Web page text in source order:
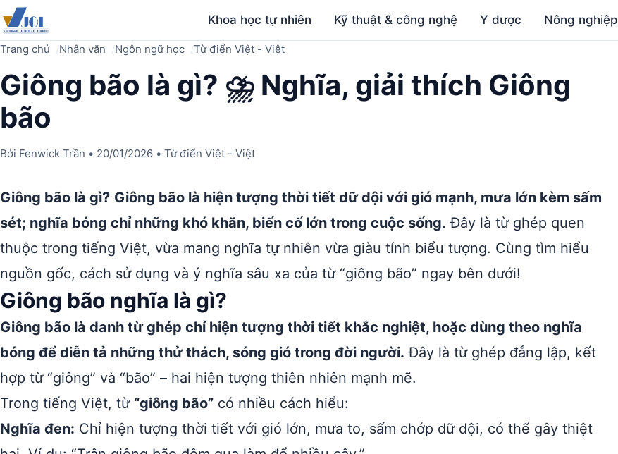
Khoa học tự nhiên Kỹ thuật & công nghệ Y dược Nông nghiệp
Trang chủ Nhân văn Ngôn ngữ học Từ điển Việt - Việt
Giông bão là gì? ⛈️ Nghĩa, giải thích Giông
bão
Bởi Fenwick Trần • 20/01/2026 • Từ điển Việt - Việt
Giông bão là gì? Giông bão là hiện tượng thời tiết dữ dội với gió mạnh, mưa lớn kèm sấm
sét; nghĩa bóng chỉ những khó khăn, biến cố lớn trong cuộc sống. Đây là từ ghép quen
thuộc trong tiếng Việt, vừa mang nghĩa tự nhiên vừa giàu tính biểu tượng. Cùng tìm hiểu
nguồn gốc, cách sử dụng và ý nghĩa sâu xa của từ “giông bão” ngay bên dưới!
Giông bão nghĩa là gì?
Giông bão là danh từ ghép chỉ hiện tượng thời tiết khắc nghiệt, hoặc dùng theo nghĩa
bóng để diễn tả những thử thách, sóng gió trong đời người. Đây là từ ghép đẳng lập, kết
hợp từ “giông” và “bão” – hai hiện tượng thiên nhiên mạnh mẽ.
Trong tiếng Việt, từ “giông bão” có nhiều cách hiểu:
Nghĩa đen: Chỉ hiện tượng thời tiết với gió lớn, mưa to, sấm chớp dữ dội, có thể gây thiệt